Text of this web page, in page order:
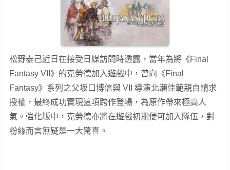
松野泰己近日在接受日媒訪問時透露，當年為將《Final
Fantasy VII》的克勞德加入遊戲中，曾向《Final
Fantasy》系列之父坂口博信與 VII 導演北瀨佳範親自請求
授權，最終成功實現這項跨作登場，為原作帶來極高人
氣。強化版中，克勞德亦將在遊戲初期便可加入隊伍，對
粉絲而言無疑是一大驚喜。